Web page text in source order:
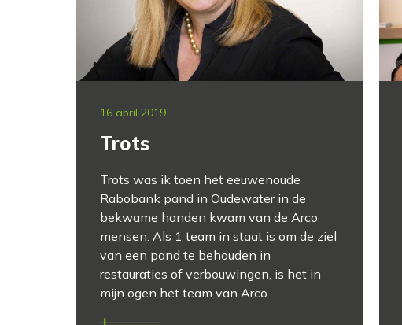
16 april 2019
Trots
Trots was ik toen het eeuwenoude
Rabobank pand in Oudewater in de
bekwame handen kwam van de Arco
mensen. Als 1 team in staat is om de ziel
van een pand te behouden in
restauraties of verbouwingen, is het in
mijn ogen het team van Arco.